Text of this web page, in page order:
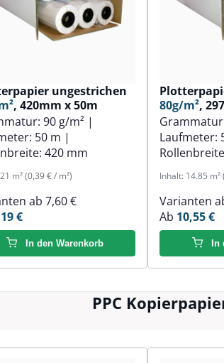
ungestrichen
, 420mm x 50m
90 g/m² |
50 m |
420 mm
21 m²(0,39 € / m²)
ab 7,60 €
€
In den Warenkorb
80g/m²,
Laufmeter:
Inhalt: 14.85 m²
Varianten
Ab 10,55 €
In
PPC